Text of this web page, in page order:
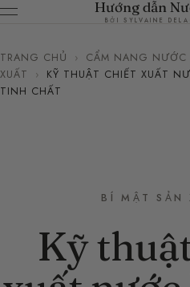
Hướng dẫn
BỞI SYLVAINE
TRANG CHỦ › CẨM NANG NƯỚC
XUẤT
›
KỸ THUẬT CHIẾT XUẤT
TINH CHẤT
BÍ MẬT SẢN
Kỹ